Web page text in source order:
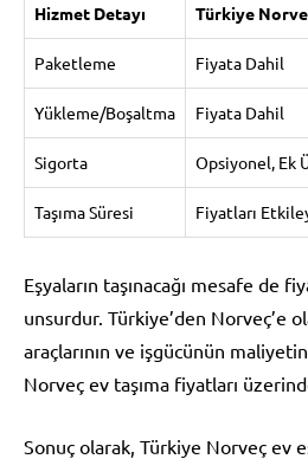
Hizmet Detayı Türkiye
Paketleme Fiyata Dahil
Yükleme/Boşaltma Fiyata Dahil
Sigorta Opsiyonel, Ek
Taşıma Süresi Fiyatları
Eşyaların taşınacağı mesafe de
unsurdur. Türkiye’den Norveç’e
araçlarının ve işgücünün
Norveç ev taşıma fiyatları
Sonuç olarak, Türkiye Norveç ev